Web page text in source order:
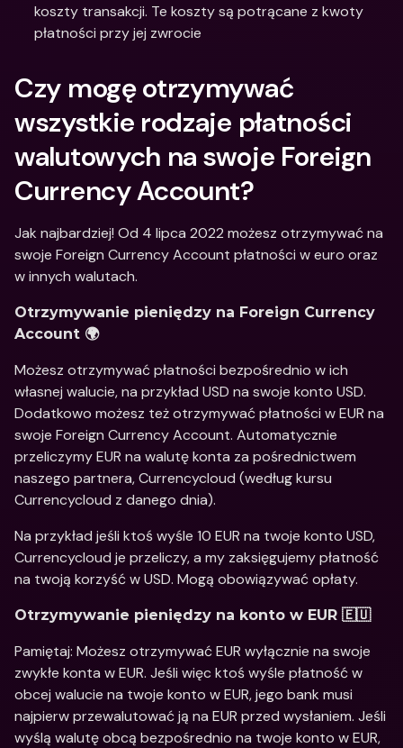
koszty transakcji. Te koszty są potrącane z kwoty
płatności przy jej zwrocie
Czy mogę otrzymywać
wszystkie rodzaje płatności
walutowych na swoje Foreign
Currency Account?
Jak najbardziej! Od 4 lipca 2022 możesz otrzymywać na
swoje Foreign Currency Account płatności w euro oraz
w innych walutach.
Otrzymywanie pieniędzy na Foreign Currency
Account 🌍
Możesz otrzymywać płatności bezpośrednio w ich
własnej walucie, na przykład USD na swoje konto USD.
Dodatkowo możesz też otrzymywać płatności w EUR na
swoje Foreign Currency Account. Automatycznie
przeliczymy EUR na walutę konta za pośrednictwem
naszego partnera, Currencycloud (według kursu
Currencycloud z danego dnia).
Na przykład jeśli ktoś wyśle 10 EUR na twoje konto USD,
Currencycloud je przeliczy, a my zaksięgujemy płatność
na twoją korzyść w USD. Mogą obowiązywać opłaty.
Otrzymywanie pieniędzy na konto w EUR 🇪🇺
Pamiętaj: Możesz otrzymywać EUR wyłącznie na swoje
zwykłe konta w EUR. Jeśli więc ktoś wyśle płatność w
obcej walucie na twoje konto w EUR, jego bank musi
najpierw przewalutować ją na EUR przed wysłaniem. Jeśli
wyślą walutę obcą bezpośrednio na twoje konto w EUR,